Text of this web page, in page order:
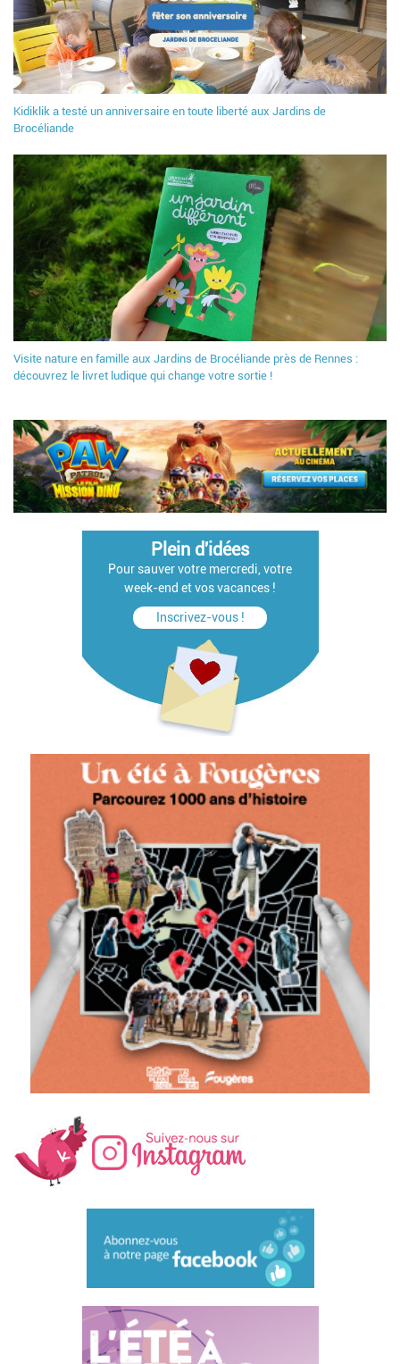
Kidiklik a testé un anniversaire en toute liberté aux Jardins de
Brocéliande
Visite nature en famille aux Jardins de Brocéliande près de Rennes :
découvrez le livret ludique qui change votre sortie !
Plein d'idées
Pour sauver votre mercredi, votre
week-end et vos vacances !
Inscrivez-vous !